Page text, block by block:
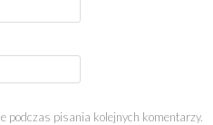
podczas pisania kolejnych komentarzy.